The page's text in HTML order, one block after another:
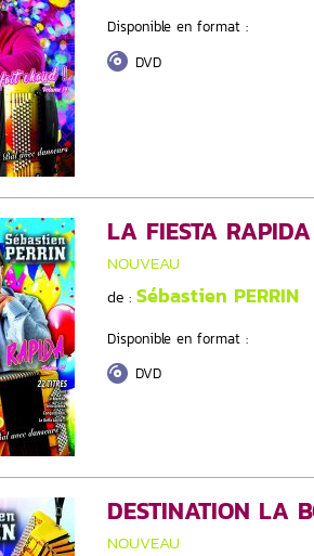
Disponible en format :
DVD
LA FIESTA RAPIDA
NOUVEAU
de : Sébastien PERRIN
Disponible en format :
DVD
DESTINATION LA
NOUVEAU